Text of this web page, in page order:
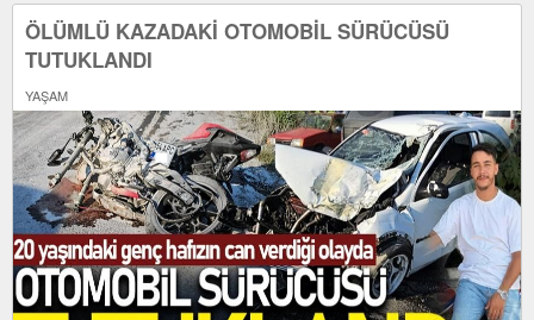
ÖLÜMLÜ KAZADAKİ OTOMOBİL SÜRÜCÜSÜ
TUTUKLANDI
YAŞAM